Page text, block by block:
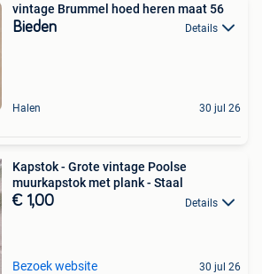
vintage Brummel hoed heren maat 56
Bieden Details
Halen 30 jul 26
Kapstok - Grote vintage Poolse
muurkapstok met plank - Staal
€ 1,00 Details
Bezoek website 30 jul 26